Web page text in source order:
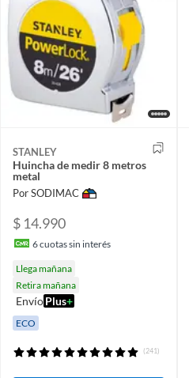
STANLEY
Huincha de medir 8 metros
metal
Por SODIMAC
$ 14.990
6cuotas sin interés
Llega mañana
Retira mañana
EnvíoPlus+
ECO
(241)